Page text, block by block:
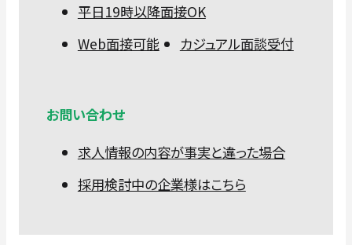
平日19時以降面接OK
Web面接可能
カジュアル面談受付
お問い合わせ
求人情報の内容が事実と違った場合
採用検討中の企業様はこちら